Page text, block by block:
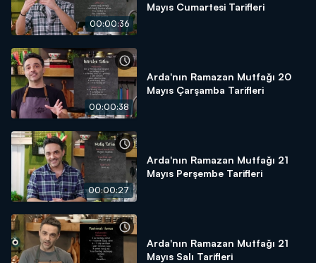
00:00:36
Mayıs Cumartesi Tarifleri
00:00:38
Arda'nın Ramazan Mutfağı 20
Mayıs Çarşamba Tarifleri
00:00:27
Arda'nın Ramazan Mutfağı 21
Mayıs Perşembe Tarifleri
Arda'nın Ramazan Mutfağı 21
Mayıs Salı Tarifleri